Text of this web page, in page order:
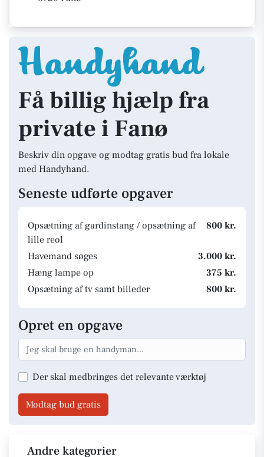
Få billig hjælp fra
private i Fanø
Beskriv din opgave og modtag gratis bud fra lokale
med Handyhand.
Seneste udførte opgaver
Opsætning af gardinstang / opsætning af
lille reol
800 kr.
Havemand søges
3.000 kr.
Hæng lampe op
375 kr.
Opsætning af tv samt billeder
800 kr.
Opret en opgave
Der skal medbringes det relevante værktøj
Modtag bud gratis
Andre kategorier